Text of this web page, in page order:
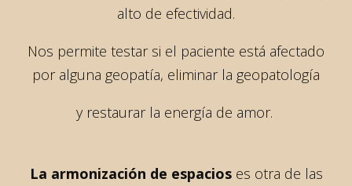
alto de efectividad.
Nos permite testar si el paciente está afectado
por alguna geopatía, eliminar la geopatología
y restaurar la energía de amor.
La armonización de espacioses otra de las